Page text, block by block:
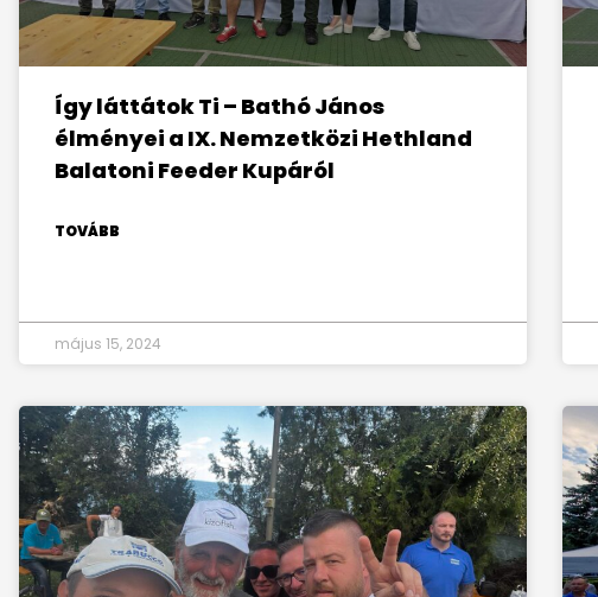
Így láttátok Ti – Bathó János
élményei a IX. Nemzetközi Hethland
Balatoni Feeder Kupáról
TOVÁBB
május 15, 2024